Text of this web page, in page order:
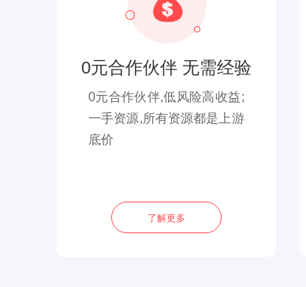
0元合作伙伴 无需经验
0元合作伙伴,低风险高收益;
一手资源,所有资源都是上游
底价
了解更多